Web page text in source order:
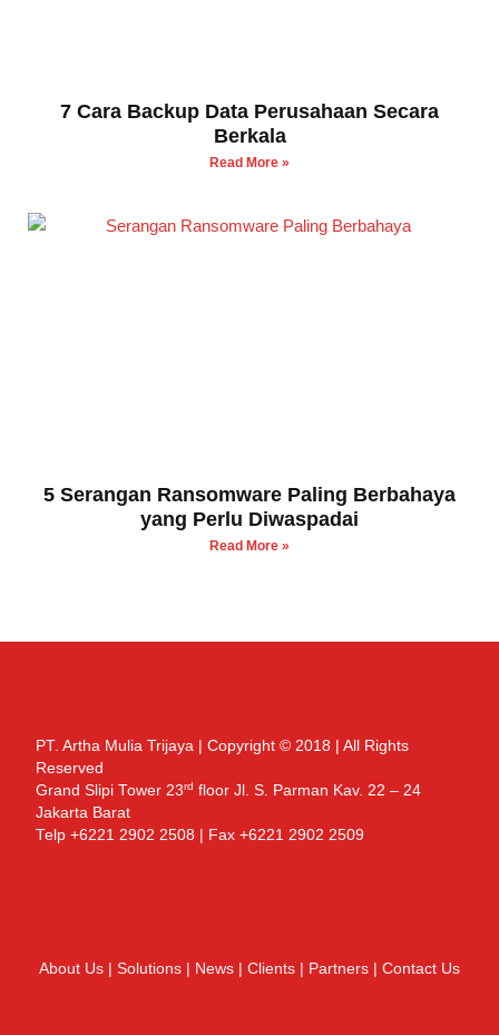
7 Cara Backup Data Perusahaan Secara
Berkala
Read More »
5 Serangan Ransomware Paling Berbahaya
yang Perlu Diwaspadai
Read More »
PT. Artha Mulia Trijaya | Copyright © 2018 | All Rights
Reserved
Grand Slipi Tower 23rd floor Jl. S. Parman Kav. 22 – 24
Jakarta Barat
Telp +6221 2902 2508 | Fax +6221 2902 2509
About Us Solutions News Clients Partners Contact Us